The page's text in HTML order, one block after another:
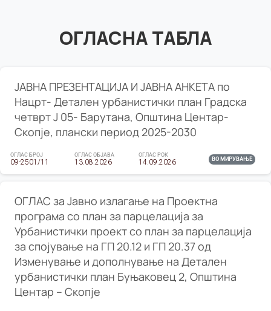
ОГЛАСНА ТАБЛА
ЈАВНА ПРЕЗЕНТАЦИЈА И ЈАВНА АНКЕТА по
Нацрт- Детален урбанистички план Градска
четврт Ј 05- Барутана, Општина Центар-
Скопје, плански период 2025-2030
ОГЛАС БРОЈ
09-2501/11
ОГЛАС ОБЈАВА
13.08.2026
ОГЛАС РОК
14.09.2026 ВО МИРУВАЊЕ
ОГЛАС за Јавно излагање на Проектна
програма со план за парцелација за
Урбанистички проект со план за парцелација
за спојување на ГП 20.12 и ГП 20.37 од
Изменување и дополнување на Детален
урбанистички план Буњаковец 2, Општина
Центар – Скопје